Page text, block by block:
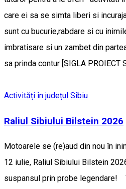
care ei sa se simta liberi si
sunt cu bucurie,rabdare si cu
imbratisare si un zambet din
sa prinda contur [SIGLA PROIECT
Activități în județul Sibiu
Raliul Sibiului Bilstein 2026
Motoarele se (re)aud din nou în
12 iulie, Raliul Sibiului Bilstein
suspansul prin probe legendare!